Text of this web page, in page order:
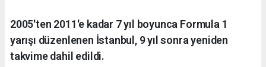
2005'ten 2011'e kadar 7 yıl boyunca Formula 1
yarışı düzenlenen İstanbul, 9 yıl sonra yeniden
takvime dahil edildi.